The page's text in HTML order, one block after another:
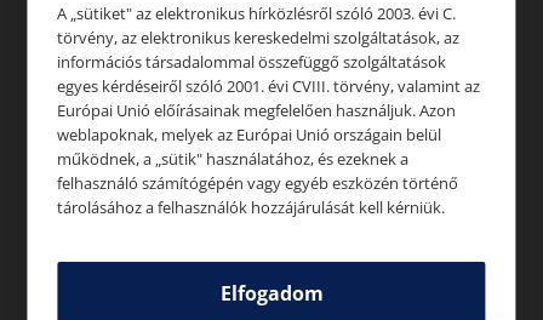
Akciók
Aktualitások
Rólunk
Állásajánlatok
Általános nyitvatartás*
Hétfő - Szombat08:00 - 24:00
A „sütiket" az elektronikus hírközlésről szóló 2003. évi C.
törvény, az elektronikus kereskedelmi szolgáltatások, az
információs társadalommal összefüggő szolgáltatások
egyes kérdéseiről szóló 2001. évi CVIII. törvény, valamint az
Európai Unió előírásainak megfelelően használjuk. Azon
weblapoknak, melyek az Európai Unió országain belül
működnek, a „sütik" használatához, és ezeknek a
felhasználó számítógépén vagy egyéb eszközén történő
tárolásához a felhasználók hozzájárulását kell kérniük.
Elfogadom